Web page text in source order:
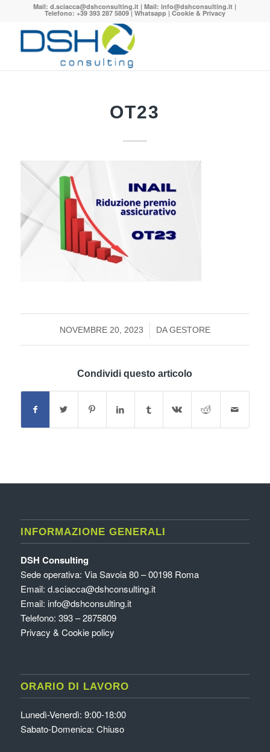
Mail:d.sciacca@dshconsulting.it | Mail:info@dshconsulting.it |
Telefono: +39 393 287 5809 | Whatsapp| Cookie & Privacy
OT23
NOVEMBRE 20, 2023
/ DAGESTORE
Condividi questo articolo
INFORMAZIONE GENERALI
DSH Consulting
Sede operativa: Via Savoia 80 – 00198 Roma
Email: d.sciacca@dshconsulting.it
Email: info@dshconsulting.it
Telefono: 393 – 2875809
Privacy & Cookie policy
ORARIO DI LAVORO
Lunedì-Venerdì: 9:00-18:00
Sabato-Domenica: Chiuso